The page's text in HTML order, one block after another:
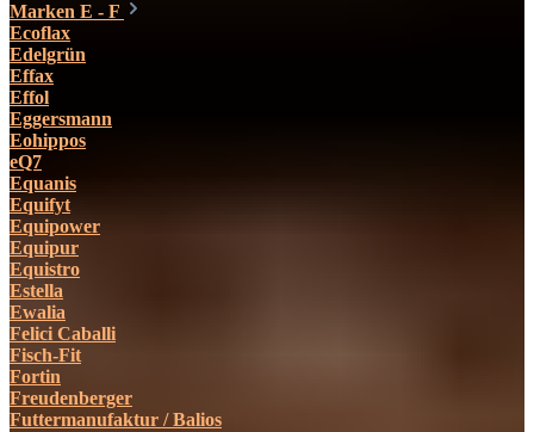
Marken E - F
Ecoflax
Edelgrün
Effax
Effol
Eggersmann
Eohippos
eQ7
Equanis
Equifyt
Equipower
Equipur
Equistro
Estella
Ewalia
Felici Caballi
Fisch-Fit
Fortin
Freudenberger
Futtermanufaktur / Balios